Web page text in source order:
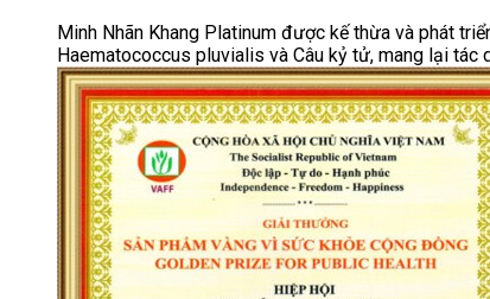
Minh Nhãn Khang Platinum được kế thừa và phát
Haematococcus pluvialis và Câu kỷ tử, mang lại tác